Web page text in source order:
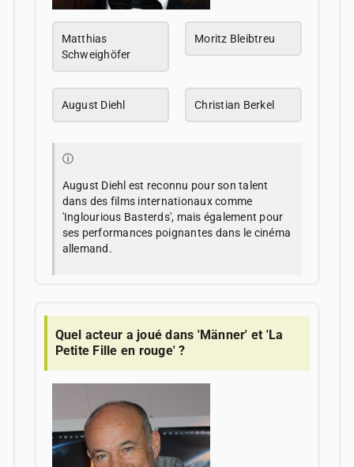
Matthias
Schweighöfer
Moritz Bleibtreu
August Diehl Christian Berkel
ⓘ
August Diehl est reconnu pour son talent
dans des films internationaux comme
'Inglourious Basterds', mais également pour
ses performances poignantes dans le cinéma
allemand.
Quel acteur a joué dans 'Männer' et 'La
Petite Fille en rouge' ?